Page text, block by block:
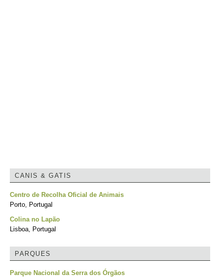
CANIS & GATIS
Centro de Recolha Oficial de Animais
Porto, Portugal
Colina no Lapão
Lisboa, Portugal
PARQUES
Parque Nacional da Serra dos Órgãos